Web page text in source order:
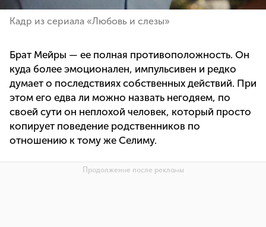
Кадр из сериала «Любовь и слезы»
Брат Мейры — ее полная противоположность. Он
куда более эмоционален, импульсивен и редко
думает о последствиях собственных действий. При
этом его едва ли можно назвать негодяем, по
своей сути он неплохой человек, который просто
копирует поведение родственников по
отношению к тому же Селиму.